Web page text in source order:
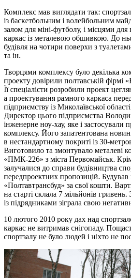
Комплекс мав виглядати так:
із баскетбольним і волейбольним
залом для міні-футболу, і місцями для
каркас із металевою обшивкою. До
будівля на чотири поверхи з
та ін.
Творцями комплексу було декілька
проекту довірили полтавській фірмі
Її спеціалісти розробили проект
а проектування рамного каркаса
підприємству із Миколаївської
Директор цього підприємства
інженерне ноу-хау, яке і застосували
комплексу. Його запатентована
в нестандартному покриті із 30-
Виготовило та змонтувало металеві
«ПМК-226» з міста Первомайськ.
залучалися до справи будівництва
передпроектних пропозицій. Будував
«Полтавтрансбуд» за свої кошти.
на старті склала 7 мільйонів
із підрядниками зіграла свою
10 лютого 2010 року дах над
каркас не витримав снігопаду.
спортзалу не було людей і ніхто не